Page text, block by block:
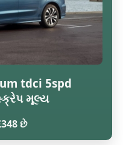
tdci 5spd
મૂલ્ય
છે